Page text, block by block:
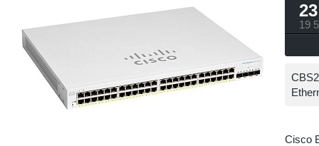
19
Cisco